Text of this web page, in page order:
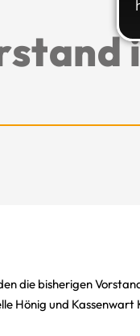
die bisherigen
Hönig und Kassenwart